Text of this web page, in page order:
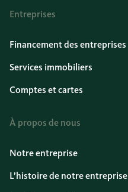
Entreprises
Financement des entreprises
Services immobiliers
Comptes et cartes
À propos de nous
Notre entreprise
L’histoire de notre entreprise